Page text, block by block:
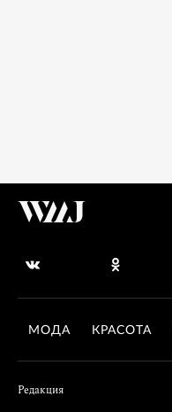
МОДА КРАСОТА
Редакция